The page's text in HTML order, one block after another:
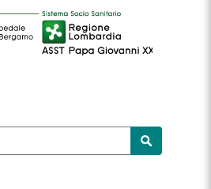
Papa